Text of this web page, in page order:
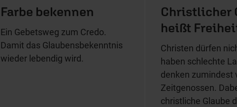
Farbe bekennen
Ein Gebetsweg zum Credo.
Damit das Glaubensbekenntnis
wieder lebendig wird.
Christlicher
heißt
Christen dürfen
haben schlechte
denken zumindest
Zeitgenossen.
christliche Glaube